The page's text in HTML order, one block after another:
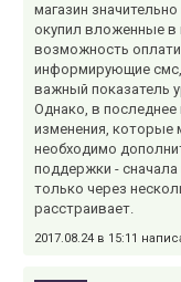
магазин
окупил вложенные в
возможность
информирующие смс,
важный показатель
Однако, в
изменения, которые
необходимо
поддержки - сначала
только через
расстраивает.
2017.08.24 в 15:11